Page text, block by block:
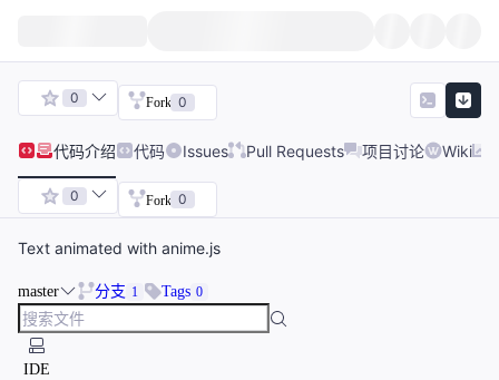
0 Fork 0
代码介绍 代码 Issues Pull Requests 项目讨论 Wiki
0 Fork 0
Text animated with anime.js
master 分支 1 Tags 0
IDE